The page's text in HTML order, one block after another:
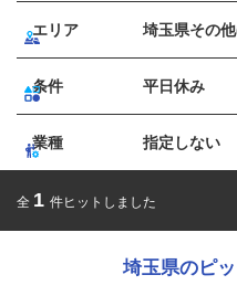
エリア 埼玉県その
条件 平日休み
業種 指定しない
全 1 件ヒットしました
埼玉県のピ